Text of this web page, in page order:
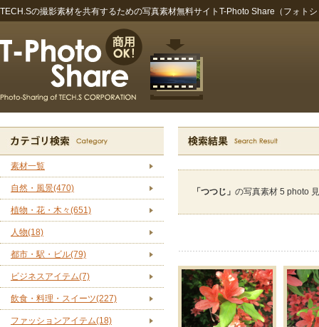
TECH.Sの撮影素材を共有するための写真素材無料サイトT-Photo Share（フォト
素材一覧
自然・風景(470)
植物・花・木々(651)
人物(18)
都市・駅・ビル(79)
ビジネスアイテム(7)
飲食・料理・スイーツ(227)
ファッションアイテム(18)
「つつじ」 の写真素材 5 photo